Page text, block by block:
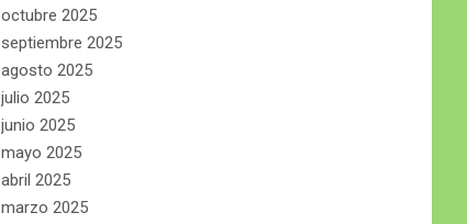
octubre 2025
septiembre 2025
agosto 2025
julio 2025
junio 2025
mayo 2025
abril 2025
marzo 2025